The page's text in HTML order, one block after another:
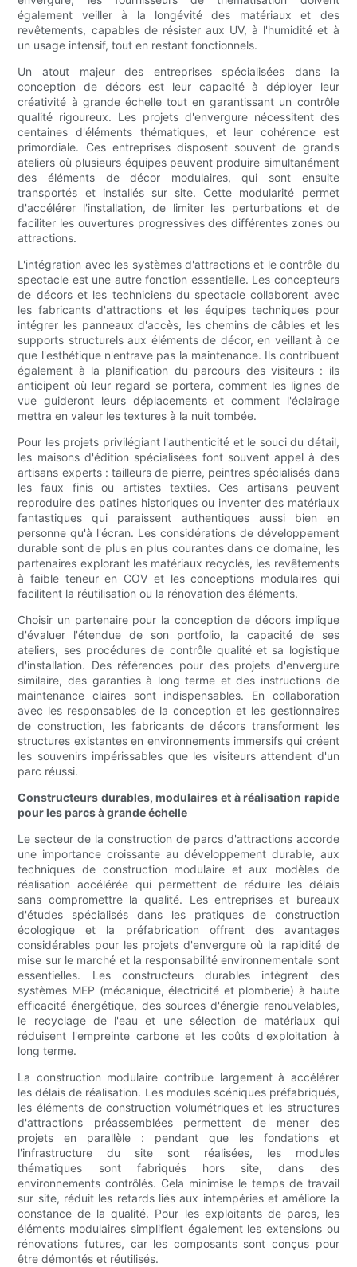
également veiller à la longévité des matériaux et des
revêtements, capables de résister aux UV, à l'humidité et à
un usage intensif, tout en restant fonctionnels.
Un atout majeur des entreprises spécialisées dans la
conception de décors est leur capacité à déployer leur
créativité à grande échelle tout en garantissant un contrôle
qualité rigoureux. Les projets d'envergure nécessitent des
centaines d'éléments thématiques, et leur cohérence est
primordiale. Ces entreprises disposent souvent de grands
ateliers où plusieurs équipes peuvent produire simultanément
des éléments de décor modulaires, qui sont ensuite
transportés et installés sur site. Cette modularité permet
d'accélérer l'installation, de limiter les perturbations et de
faciliter les ouvertures progressives des différentes zones ou
attractions.
L'intégration avec les systèmes d'attractions et le contrôle du
spectacle est une autre fonction essentielle. Les concepteurs
de décors et les techniciens du spectacle collaborent avec
les fabricants d'attractions et les équipes techniques pour
intégrer les panneaux d'accès, les chemins de câbles et les
supports structurels aux éléments de décor, en veillant à ce
que l'esthétique n'entrave pas la maintenance. Ils contribuent
également à la planification du parcours des visiteurs : ils
anticipent où leur regard se portera, comment les lignes de
vue guideront leurs déplacements et comment l'éclairage
mettra en valeur les textures à la nuit tombée.
Pour les projets privilégiant l'authenticité et le souci du détail,
les maisons d'édition spécialisées font souvent appel à des
artisans experts : tailleurs de pierre, peintres spécialisés dans
les faux finis ou artistes textiles. Ces artisans peuvent
reproduire des patines historiques ou inventer des matériaux
fantastiques qui paraissent authentiques aussi bien en
personne qu'à l'écran. Les considérations de développement
durable sont de plus en plus courantes dans ce domaine, les
partenaires explorant les matériaux recyclés, les revêtements
à faible teneur en COV et les conceptions modulaires qui
facilitent la réutilisation ou la rénovation des éléments.
Choisir un partenaire pour la conception de décors implique
d'évaluer l'étendue de son portfolio, la capacité de ses
ateliers, ses procédures de contrôle qualité et sa logistique
d'installation. Des références pour des projets d'envergure
similaire, des garanties à long terme et des instructions de
maintenance claires sont indispensables. En collaboration
avec les responsables de la conception et les gestionnaires
de construction, les fabricants de décors transforment les
structures existantes en environnements immersifs qui créent
les souvenirs impérissables que les visiteurs attendent d'un
parc réussi.
Constructeurs durables, modulaires et à réalisation rapide
pour les parcs à grande échelle
Le secteur de la construction de parcs d'attractions accorde
une importance croissante au développement durable, aux
techniques de construction modulaire et aux modèles de
réalisation accélérée qui permettent de réduire les délais
sans compromettre la qualité. Les entreprises et bureaux
d'études spécialisés dans les pratiques de construction
écologique et la préfabrication offrent des avantages
considérables pour les projets d'envergure où la rapidité de
mise sur le marché et la responsabilité environnementale sont
essentielles. Les constructeurs durables intègrent des
systèmes MEP (mécanique, électricité et plomberie) à haute
efficacité énergétique, des sources d'énergie renouvelables,
le recyclage de l'eau et une sélection de matériaux qui
réduisent l'empreinte carbone et les coûts d'exploitation à
long terme.
La construction modulaire contribue largement à accélérer
les délais de réalisation. Les modules scéniques préfabriqués,
les éléments de construction volumétriques et les structures
d'attractions préassemblées permettent de mener des
projets en parallèle : pendant que les fondations et
l'infrastructure du site sont réalisées, les modules
thématiques sont fabriqués hors site, dans des
environnements contrôlés. Cela minimise le temps de travail
sur site, réduit les retards liés aux intempéries et améliore la
constance de la qualité. Pour les exploitants de parcs, les
éléments modulaires simplifient également les extensions ou
rénovations futures, car les composants sont conçus pour
être démontés et réutilisés.